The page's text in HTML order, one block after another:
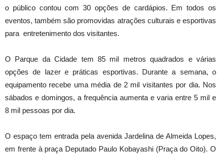
o público contou com 30 opções de cardápios. Em todos os
eventos, também são promovidas atrações culturais e esportivas
para entretenimento dos visitantes.
O Parque da Cidade tem 85 mil metros quadrados e várias
opções de lazer e práticas esportivas. Durante a semana, o
equipamento recebe uma média de 2 mil visitantes por dia. Nos
sábados e domingos, a frequência aumenta e varia entre 5 mil e
8 mil pessoas por dia.
O espaço tem entrada pela avenida Jardelina de Almeida Lopes,
em frente à praça Deputado Paulo Kobayashi (Praça do Oito). O